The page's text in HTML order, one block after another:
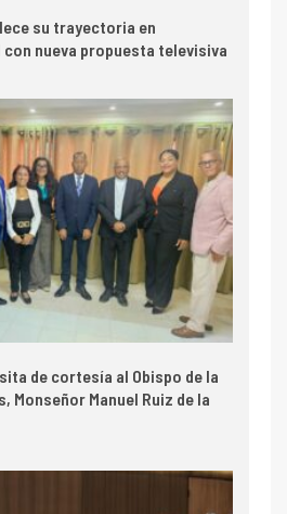
su trayectoria en
nueva propuesta televisiva
de cortesía al Obispo de la
Monseñor Manuel Ruiz de la